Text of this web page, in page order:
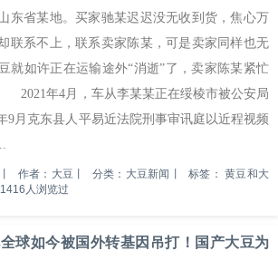
东省某地。买家驰某迟迟没无收到货，焦心万
联系不上，联系卖家陈某，可是卖家同样也无
就如许正在运输途外“消逝”了，卖家陈某紧忙
2021年4月，车从李某某正在绥棱市被公安局
9月克东县人平易近法院刑事审讯庭以近程视频
作者：大豆 分类：大豆新闻 标签：黄豆和大
人浏览过
球如今被国外转基因吊打！国产大豆为